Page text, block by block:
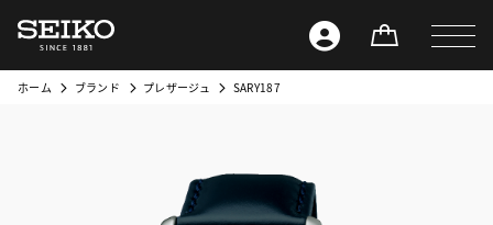
ホーム ブランド プレザージュ SARY187